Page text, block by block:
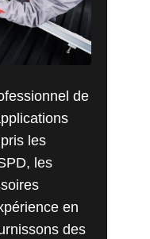
de
les
les
en
des